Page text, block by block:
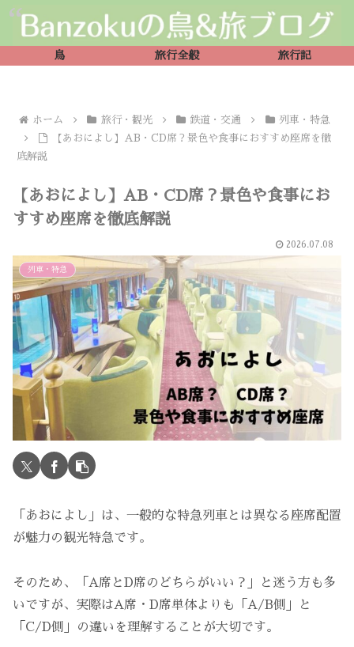
鳥 旅行全般 旅行記
ホーム 旅行・観光 鉄道・交通
列車・特急
【あおによし】AB・CD席？景色や食事におすすめ座席を徹
底解説
【あおによし】AB・CD席？景色や食事にお
すすめ座席を徹底解説
2026.07.08
列車・特急
「あおによし」は、一般的な特急列車とは異なる座席配置
が魅力の観光特急です。
そのため、「A席とD席のどちらがいい？」と迷う方も多
いですが、実際はA席・D席単体よりも「A/B側」と
「C/D側」の違いを理解することが大切です。